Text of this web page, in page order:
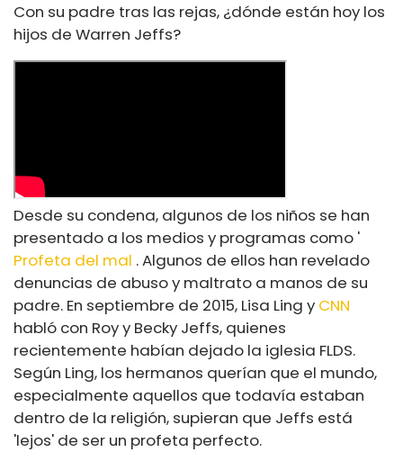
Con su padre tras las rejas, ¿dónde están hoy los
hijos de Warren Jeffs?
Desde su condena, algunos de los niños se han
presentado a los medios y programas como '
Profeta del mal . Algunos de ellos han revelado
denuncias de abuso y maltrato a manos de su
padre. En septiembre de 2015, Lisa Ling y CNN
habló con Roy y Becky Jeffs, quienes
recientemente habían dejado la iglesia FLDS.
Según Ling, los hermanos querían que el mundo,
especialmente aquellos que todavía estaban
dentro de la religión, supieran que Jeffs está
'lejos' de ser un profeta perfecto.